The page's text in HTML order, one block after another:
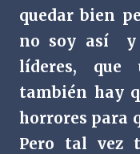
quedar bien
no soy así
líderes, que
también hay
horrores para
Pero tal vez